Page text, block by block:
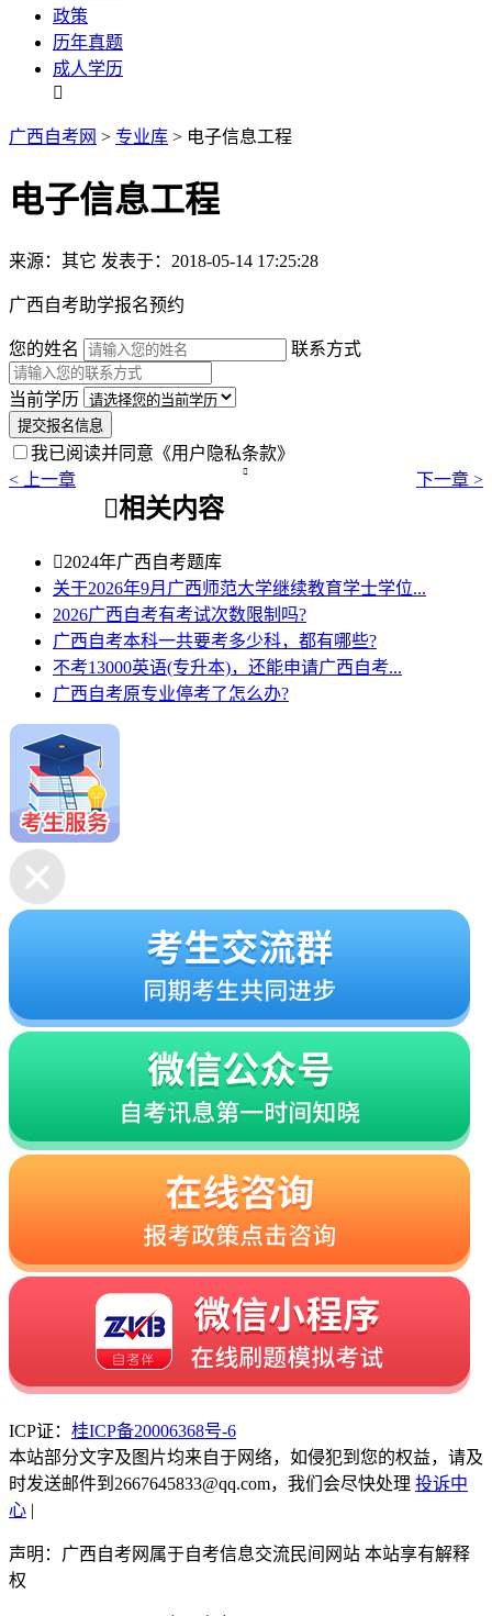
政策
历年真题
成人学历

广西自考网 > 专业库 > 电子信息工程
电子信息工程
来源：其它 发表于：2018-05-14 17:25:28
广西自考助学报名预约
您的姓名 联系方式
当前学历
提交报名信息
我已阅读并同意 《用户隐私条款》
< 上一章
 下一章 >
相关内容
2024年广西自考题库
关于2026年9月广西师范大学继续教育学士学位...
2026广西自考有考试次数限制吗?
广西自考本科一共要考多少科，都有哪些?
不考13000英语(专升本)，还能申请广西自考...
广西自考原专业停考了怎么办?
ICP证： 桂ICP备20006368号-6
本站部分文字及图片均来自于网络，如侵犯到您的权益，请及
时发送邮件到2667645833@qq.com，我们会尽快处理 投诉中
心 |
声明：广西自考网属于自考信息交流民间网站 本站享有解释
权